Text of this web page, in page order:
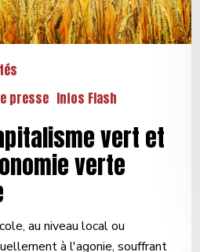
presse Infos Flash
vert et
verte
au niveau local ou
à l'agonie, souffrant